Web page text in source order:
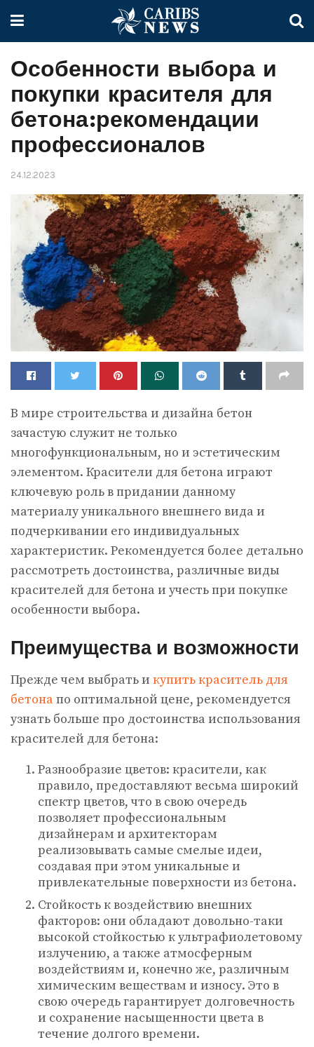
Особенности выбора и
покупки красителя для
бетона:рекомендации
профессионалов
24.12.2023
В мире строительства и дизайна бетон
зачастую служит не только
многофункциональным, но и эстетическим
элементом. Красители для бетона играют
ключевую роль в придании данному
материалу уникального внешнего вида и
подчеркивании его индивидуальных
характеристик. Рекомендуется более детально
рассмотреть достоинства, различные виды
красителей для бетона и учесть при покупке
особенности выбора.
Преимущества и возможности
Прежде чем выбрать и купить краситель для
бетонапо оптимальной цене, рекомендуется
узнать больше про достоинства использования
красителей для бетона:
Разнообразие цветов: красители, как
правило, предоставляют весьма широкий
спектр цветов, что в свою очередь
позволяет профессиональным
дизайнерам и архитекторам
реализовывать самые смелые идеи,
создавая при этом уникальные и
привлекательные поверхности из бетона.
Стойкость к воздействию внешних
факторов: они обладают довольно-таки
высокой стойкостью к ультрафиолетовому
излучению, а также атмосферным
воздействиям и, конечно же, различным
химическим веществам и износу. Это в
свою очередь гарантирует долговечность
и сохранение насыщенности цвета в
течение долгого времени.